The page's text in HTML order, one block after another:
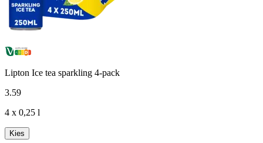
Lipton Ice tea sparkling 4-pack
3.59
4 x 0,25 l
Kies